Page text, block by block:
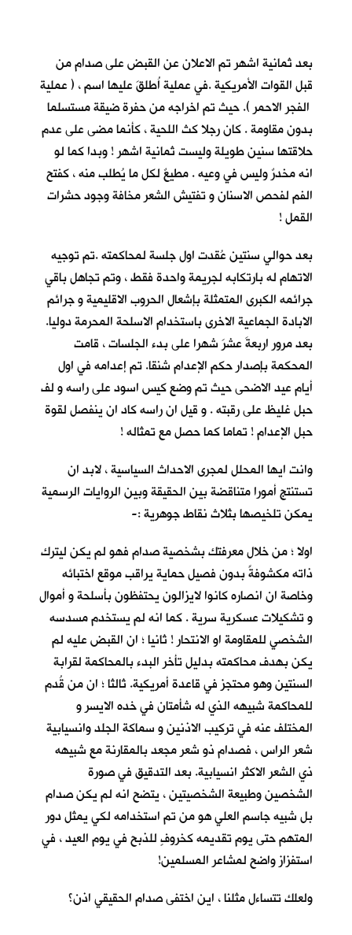
بعد ثمانية اشهر تم الاعلان عن القبض على صدام من
قبل القوات الأمريكية .في عملية اُطلقَ عليها اسم ، ( عملية
الفجر الاحمر ). حيث تم اخراجه من حفرة ضيقة مستسلما
بدون مقاومة . كان رجلا كث اللحية ، كأنما مضى على عدم
حلاقتها سنين طويلة وليست ثمانية اشهر ! وبدا كما لو
انه مخدرٌ وليس في وعيه . مطيعٌ لكل ما يُطلب منه ، كفتح
الفم لفحص الاسنان و تفتيش الشعر مخافة وجود حشرات
القمل !
بعد حوالي سنتين عُقدت اول جلسة لمحاكمته .تم توجيه
الاتهام له بارتكابه لجريمة واحدة فقط ، وتم تجاهل باقي
جرائمه الكبرى المتمثلة بإشعال الحروب الاقليمية و جرائم
الابادة الجماعية الاخرى باستخدام الاسلحة المحرمة دوليا.
بعد مرور اربعةَ عشرَ شهرا على بدء الجلسات ، قامت
المحكمة بإصدار حكم الإعدام شنقا. تم إعدامه في اول
أيام عيد الاضحى حيث تم وضع كيس اسود على راسه و لف
حبل غليظ على رقبته . و قيل ان راسه كاد ان ينفصل لقوة
حبل الإعدام ! تماما كما حصل مع تمثاله !
وانت ايها المحلل لمجرى الاحداث السياسية ، لابد ان
تستنتج أمورا متناقضة بين الحقيقة وبين الروايات الرسمية
يمكن تلخيصها بثلاث نقاط جوهرية :-
اولا ؛ من خلال معرفتك بشخصية صدام فهو لم يكن ليترك
ذاته مكشوفةً بدون فصيل حماية يراقب موقع اختبائه
وخاصة ان انصاره كانوا لايزالون يحتفظون بأسلحة و أموال
و تشكيلات عسكرية سرية . كما انه لم يستخدم مسدسه
الشخصي للمقاومة او الانتحار ! ثانيا ؛ ان القبض عليه لم
يكن بهدف محاكمته بدليل تأخر البدء بالمحاكمة لقرابة
السنتين وهو محتجز في قاعدة أمريكية. ثالثا ؛ ان من قُدم
للمحاكمة شبيهه الذي له شأمتان في خده الايسر و
المختلف عنه في تركيب الاذنين و سماكة الجلد وانسيابية
شعر الراس ، فصدام ذو شعر مجعد بالمقارنة مع شبيهه
ذي الشعر الاكثر انسيابية. بعد التدقيق في صورة
الشخصين وطبيعة الشخصيتين ، يتضح انه لم يكن صدام
بل شبيه جاسم العلي هو من تم استخدامه لكي يمثل دور
المتهم حتى يوم تقديمه كخروفٍ للذبح في يوم العيد ، في
استفزاز واضح لمشاعر المسلمين!
ولعلك تتساءل مثلنا ، اين اختفى صدام الحقيقي اذن؟